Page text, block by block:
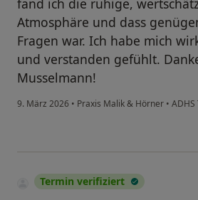
fand ich die ruhige,
Atmosphäre und dass
Fragen war. Ich habe mich
und verstanden gefühlt.
Musselmann!
9. März 2026 • Praxis Malik & Hörner • ADHS
Termin verifiziert